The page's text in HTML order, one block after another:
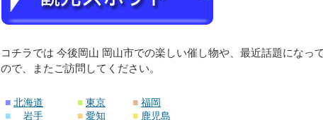
コチラでは 今後岡山 岡山市での楽しい催し物や、最近話題になっ
ので、またご訪問してください。
■ 北海道
■
岩手
■ 東京
■ 愛知
■ 福岡
■ 鹿児島